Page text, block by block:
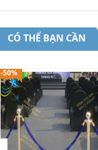
CÓ THỂ BẠN CẦN
-50%